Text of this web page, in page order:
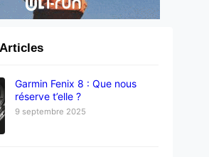
Garmin Fenix 8 : Que nous
réserve t’elle ?
9 septembre 2025